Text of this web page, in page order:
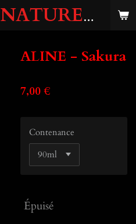
NATURELLE
ALINE - Sakura
7,00 €
Contenance
Épuisé